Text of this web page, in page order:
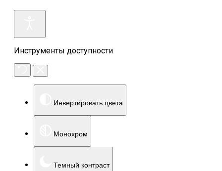
Инструменты доступности
Инвертировать цвета
Монохром
Темный контраст